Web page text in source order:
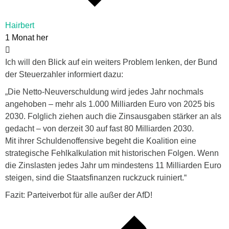
Hairbert
1 Monat her
Ich will den Blick auf ein weiters Problem lenken, der Bund
der Steuerzahler informiert dazu:
„Die Netto-Neuverschuldung wird jedes Jahr nochmals
angehoben – mehr als 1.000 Milliarden Euro von 2025 bis
2030. Folglich ziehen auch die Zinsausgaben stärker an als
gedacht – von derzeit 30 auf fast 80 Milliarden 2030.
Mit ihrer Schuldenoffensive begeht die Koalition eine
strategische Fehlkalkulation mit historischen Folgen. Wenn
die Zinslasten jedes Jahr um mindestens 11 Milliarden Euro
steigen, sind die Staatsfinanzen ruckzuck ruiniert.“
Fazit: Parteiverbot für alle außer der AfD!